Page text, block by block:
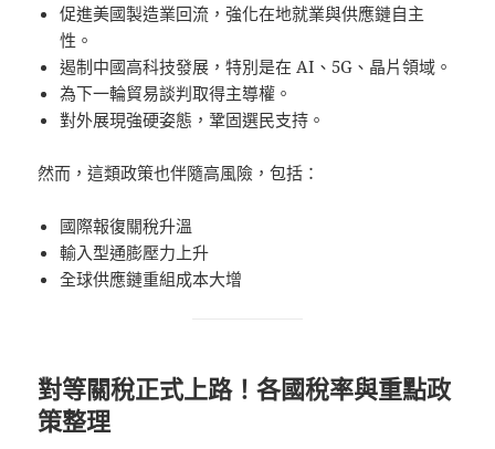
促進美國製造業回流，強化在地就業與供應鏈自主
性。
遏制中國高科技發展，特別是在 AI、5G、晶片領域。
為下一輪貿易談判取得主導權。
對外展現強硬姿態，鞏固選民支持。
然而，這類政策也伴隨高風險，包括：
國際報復關稅升溫
輸入型通膨壓力上升
全球供應鏈重組成本大增
對等關稅正式上路！各國稅率與重點政
策整理